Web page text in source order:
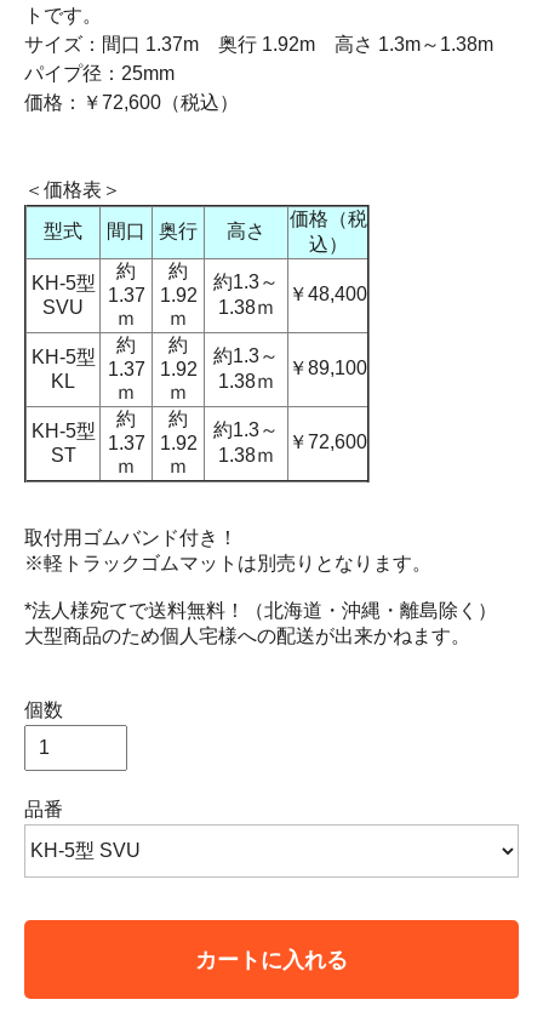
トです。
サイズ：間口 1.37m 奥行 1.92m 高さ 1.3m～1.38m
パイプ径：25mm
価格：￥72,600（税込）
＜価格表＞
型式
間口 奥行 高さ
価格（税
込）
KH-5型
SVU
約
1.37
ｍ
約
1.92
ｍ
約1.3～
1.38ｍ
￥48,400
KH-5型
KL
約
1.37
ｍ
約
1.92
ｍ
約1.3～
1.38ｍ
￥89,100
KH-5型
ST
約
1.37
ｍ
約
1.92
ｍ
約1.3～
1.38ｍ
￥72,600
取付用ゴムバンド付き！
※軽トラックゴムマットは別売りとなります。
*法人様宛てで送料無料！（北海道・沖縄・離島除く）
大型商品のため個人宅様への配送が出来かねます。
個数
品番
カートに入れる